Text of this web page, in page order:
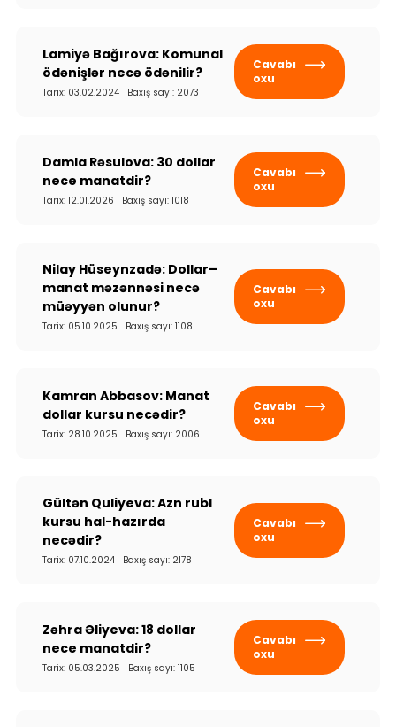
Keşbek
Tariflər
Əlaqə və təkliflər
Lamiyə Bağırova: Komunal
ödənişlər necə ödənilir?
Tarix: 03.02.2024 Baxış sayı: 2073
Cavabı
oxu
Damla Rəsulova: 30 dollar
nece manatdir?
Tarix: 12.01.2026 Baxış sayı: 1018
Cavabı
oxu
Nilay Hüseynzadə: Dollar–
manat məzənnəsi necə
müəyyən olunur?
Tarix: 05.10.2025 Baxış sayı: 1108
Cavabı
oxu
Kamran Abbasov: Manat
dollar kursu necədir?
Tarix: 28.10.2025 Baxış sayı: 2006
Cavabı
oxu
Gültən Quliyeva: Azn rubl
kursu hal-hazırda
necədir?
Tarix: 07.10.2024 Baxış sayı: 2178
Cavabı
oxu
Zəhra Əliyeva: 18 dollar
nece manatdir?
Tarix: 05.03.2025 Baxış sayı: 1105
Cavabı
oxu